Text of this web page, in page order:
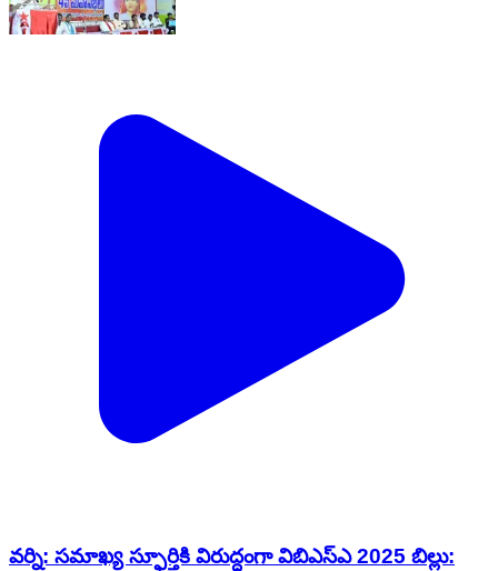
వర్ని: సమాఖ్య స్ఫూర్తికి విరుద్ధంగా విబిఎస్ఎ 2025 బిల్లు: